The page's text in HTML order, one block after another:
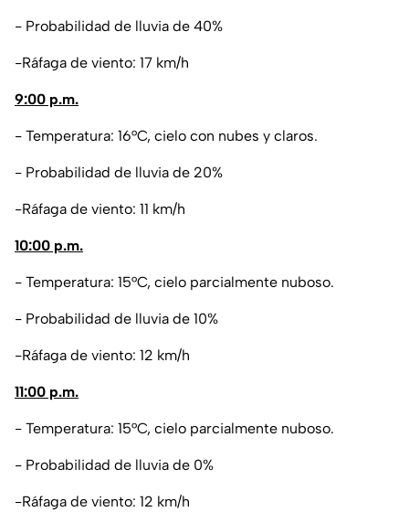
- Probabilidad de lluvia de 40%
-Ráfaga de viento: 17 km/h
9:00 p.m.
- Temperatura: 16°C, cielo con nubes y claros.
- Probabilidad de lluvia de 20%
-Ráfaga de viento: 11 km/h
10:00 p.m.
- Temperatura: 15°C, cielo parcialmente nuboso.
- Probabilidad de lluvia de 10%
-Ráfaga de viento: 12 km/h
11:00 p.m.
- Temperatura: 15°C, cielo parcialmente nuboso.
- Probabilidad de lluvia de 0%
-Ráfaga de viento: 12 km/h